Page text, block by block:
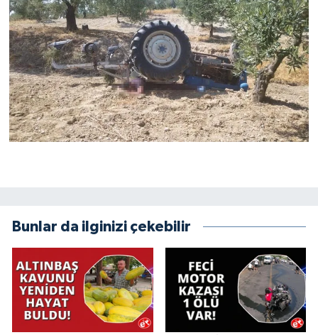
Bunlar da ilginizi çekebilir